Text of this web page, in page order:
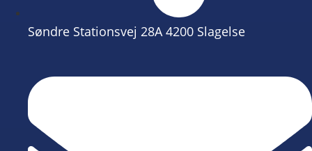
Søndre Stationsvej 28A 4200 Slagelse